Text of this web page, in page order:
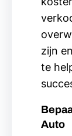
zijn
te
Auto